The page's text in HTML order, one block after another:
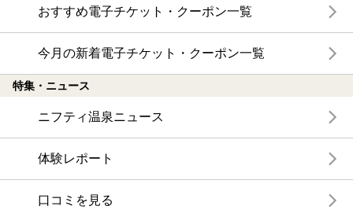
おすすめ電子チケット・クーポン一覧
今月の新着電子チケット・クーポン一覧
特集・ニュース
ニフティ温泉ニュース
体験レポート
口コミを見る